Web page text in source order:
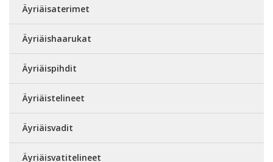
Äyriäisaterimet
Äyriäishaarukat
Äyriäispihdit
Äyriäistelineet
Äyriäisvadit
Äyriäisvatitelineet